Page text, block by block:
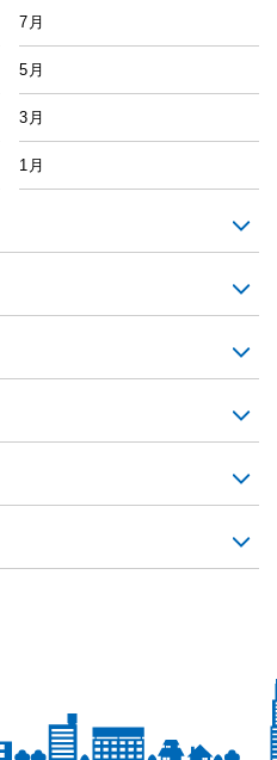
7月
5月
3月
1月